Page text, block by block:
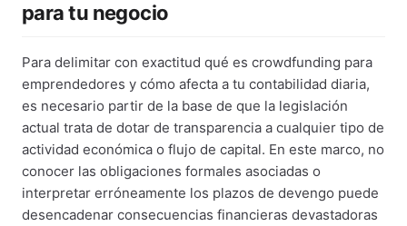
para tu negocio
Para delimitar con exactitud qué es crowdfunding para
emprendedores y cómo afecta a tu contabilidad diaria,
es necesario partir de la base de que la legislación
actual trata de dotar de transparencia a cualquier tipo de
actividad económica o flujo de capital. En este marco, no
conocer las obligaciones formales asociadas o
interpretar erróneamente los plazos de devengo puede
desencadenar consecuencias financieras devastadoras